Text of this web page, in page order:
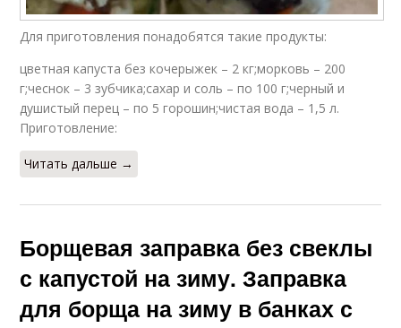
Для приготовления понадобятся такие продукты:
цветная капуста без кочерыжек – 2 кг;морковь – 200
г;чеснок – 3 зубчика;сахар и соль – по 100 г;черный и
душистый перец – по 5 горошин;чистая вода – 1,5 л.
Приготовление:
Читать дальше →
Борщевая заправка без свеклы
с капустой на зиму. Заправка
для борща на зиму в банках с